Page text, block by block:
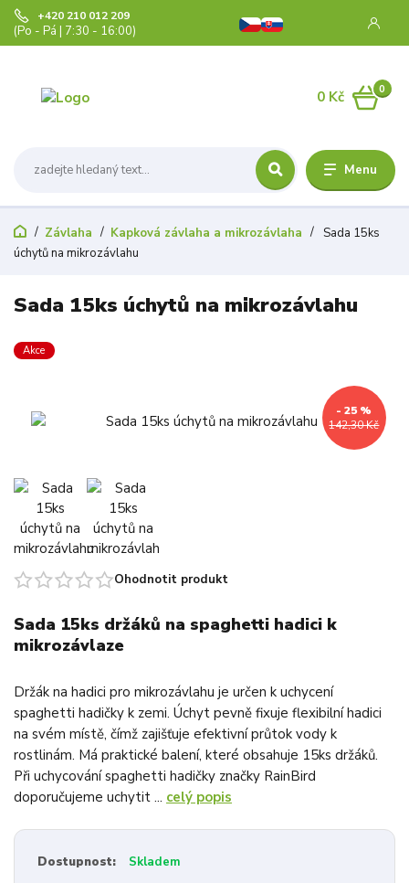
Menu
+420 210 012 209
(Po - Pá | 7:30 - 16:00)
0
0 Kč
Závlaha Kapková závlaha a mikrozávlaha
Sada 15ks
úchytů na mikrozávlahu
Sada 15ks úchytů na mikrozávlahu
Akce
142,30 Kč
- 25 %
Ohodnotit produkt
Sada 15ks držáků na spaghetti hadici k
mikrozávlaze
Držák na hadici pro mikrozávlahu je určen k uchycení
spaghetti hadičky k zemi. Úchyt pevně fixuje flexibilní hadici
na svém místě, čímž zajišťuje efektivní průtok vody k
rostlinám. Má praktické balení, které obsahuje 15ks držáků.
Při uchycování spaghetti hadičky značky RainBird
doporučujeme uchytit ... celý popis
Dostupnost: Skladem